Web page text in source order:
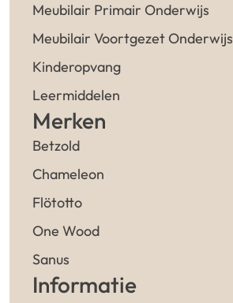
Meubilair Primair Onderwijs
Meubilair Voortgezet Onderwijs
Kinderopvang
Leermiddelen
Merken
Betzold
Chameleon
Flötotto
One Wood
Sanus
Informatie